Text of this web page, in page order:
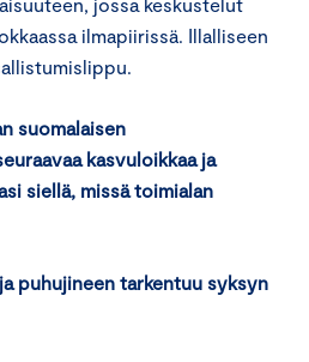
jossa keskustelut
ilmapiirissä. Illalliseen
suomalaisen
kasvuloikkaa ja
siellä, missä toimialan
puhujineen tarkentuu syksyn